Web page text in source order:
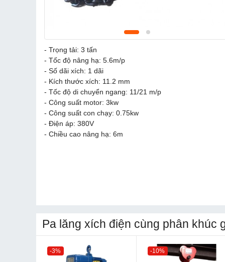
- Trọng tải: 3 tấn
- Tốc độ nâng hạ: 5.6m/p
- Số dãi xích: 1 dãi
- Kích thước xích: 11.2 mm
- Tốc độ di chuyển ngang: 11/21 m/p
- Công suất motor: 3kw
- Công suất con chạy: 0.75kw
- Điện áp: 380V
- Chiều cao nâng hạ: 6m
Pa lăng xích điện cùng phân khúc
-3% -10%